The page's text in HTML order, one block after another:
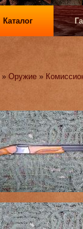
Каталог
»Оружие »